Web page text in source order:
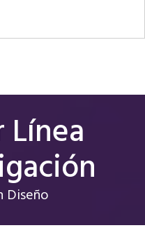
Línea
Diseño